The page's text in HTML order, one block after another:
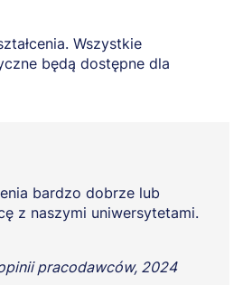
Wszystkie
będą dostępne dla
bardzo dobrze lub
z naszymi uniwersytetami.
pracodawców, 2024